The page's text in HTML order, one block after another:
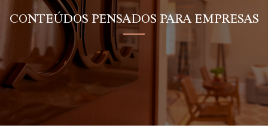
CONTEÚDOS PENSADOS PARA EMPRESAS